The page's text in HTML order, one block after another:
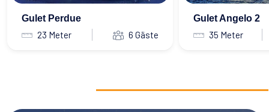
Gulet Perdue
23 Meter 6 Gäste
Gulet Angelo 2
35 Meter